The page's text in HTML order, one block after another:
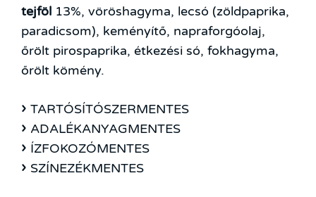
tejföl 13%, vöröshagyma, lecsó (zöldpaprika,
paradicsom), keményítő, napraforgóolaj,
őrölt pirospaprika, étkezési só, fokhagyma,
őrölt kömény.
TARTÓSÍTÓSZERMENTES
ADALÉKANYAGMENTES
ÍZFOKOZÓMENTES
SZÍNEZÉKMENTES